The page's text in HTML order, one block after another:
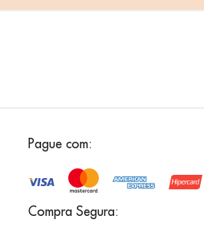
Pague com:
Compra Segura: